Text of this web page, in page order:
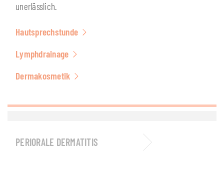
unerlässlich.
Hautsprechstunde
Lymphdrainage
Dermakosmetik
PERIORALE DERMATITIS